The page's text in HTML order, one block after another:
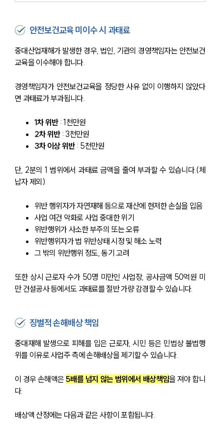
안전보건교육 미이수 시 과태료
중대산업재해가 발생한 경우, 법인, 기관의 경영책임자는 안전보건
교육을 이수해야 합니다.
경영책임자가 안전보건교육을 정당한 사유 없이 이행하지 않았다
면 과태료가 부과됩니다.
1차 위반 : 1천만원
2차 위반 : 3천만원
3차 이상 위반 : 5천만원
단, 2분의 1 범위에서 과태료 금액을 줄여 부과할 수 있습니다.(체
납자 제외)
위반 행위자가 자연재해 등으로 재산에 현저한 손실을 입음
사업 여건 악화로 사업 중대한 위기
위반행위가 사소한 부주의 또는 오류
위반행위자가 법 위반상태 시정 및 해소 노력
그 밖의 위반행위 정도, 동기 고려
또한 상시 근로자 수가 50명 미만인 사업장, 공사금액 50억원 미
만 건설공사 등에서도 과태료를 절반 가량 감경할 수 있습니다.
징벌적 손해배상 책임
중대재해 발생으로 피해를 입은 근로자, 시민 등은 민법상 불법행
위를 이유로 사업주 측에 손해배상을 제기할 수 있습니다.
이 경우 손해액은 5배를 넘지 않는 범위에서 배상책임을 져야 합니
다.
배상액 산정에는 다음과 같은 사항이 포함됩니다.